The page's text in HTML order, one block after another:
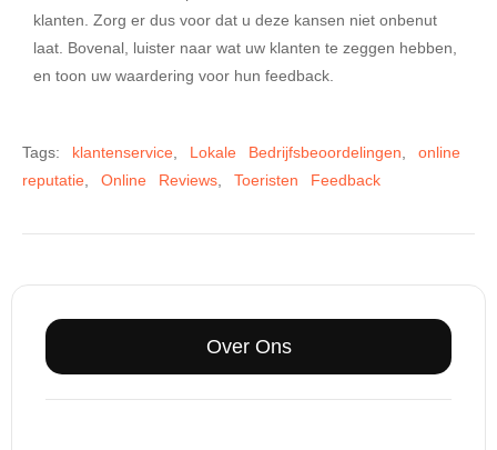
klanten. Zorg er dus voor dat u deze kansen niet onbenut
laat. Bovenal, luister naar wat uw klanten te zeggen hebben,
en toon uw waardering voor hun feedback.
Tags: klantenservice, Lokale Bedrijfsbeoordelingen, online
reputatie, Online Reviews, Toeristen Feedback
Over Ons